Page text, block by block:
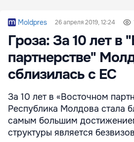
Moldpres 26 апреля 2019, 12:24
Гроза: За 10 лет в
партнерстве"
сблизилась с ЕС
За 10 лет в «Восточном
Республика Молдова стала
самым большим
структуры является